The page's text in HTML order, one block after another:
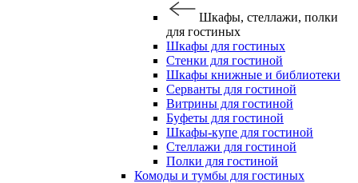
Шкафы, стеллажи, полки
для гостиных
Шкафы для гостиных
Стенки для гостиной
Шкафы книжные и библиотеки
Серванты для гостиной
Витрины для гостиной
Буфеты для гостиной
Шкафы-купе для гостиной
Стеллажи для гостиной
Полки для гостиной
Комоды и тумбы для гостиных